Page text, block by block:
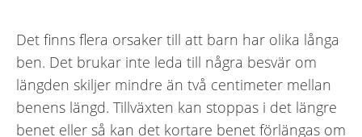
Det finns flera orsaker till att barn har olika långa
ben. Det brukar inte leda till några besvär om
längden skiljer mindre än två centimeter mellan
benens längd. Tillväxten kan stoppas i det längre
benet eller så kan det kortare benet förlängas om